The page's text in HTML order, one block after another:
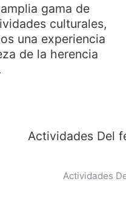
gama de
culturales,
una experiencia
de la herencia
Actividades